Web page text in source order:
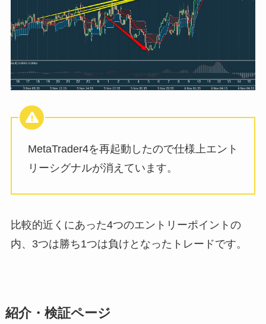
MetaTrader4を再起動したので仕様上エント
リーシグナルが消えています。
比較的近くにあった4つのエントリーポイントの
内、3つは勝ち1つは負けとなったトレードです。
紹介・検証ページ